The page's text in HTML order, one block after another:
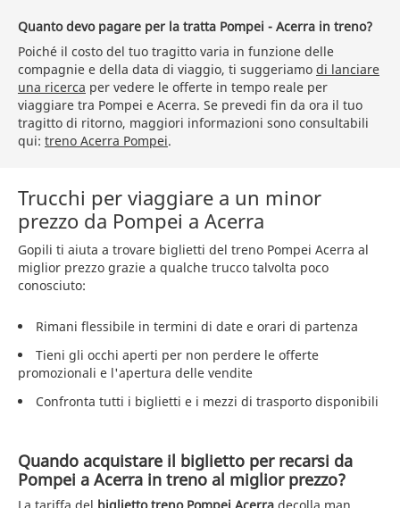
Quanto devo pagare per la tratta Pompei - Acerra in treno?
Poiché il costo del tuo tragitto varia in funzione delle
compagnie e della data di viaggio, ti suggeriamo di lanciare
una ricerca per vedere le offerte in tempo reale per
viaggiare tra Pompei e Acerra. Se prevedi fin da ora il tuo
tragitto di ritorno, maggiori informazioni sono consultabili
qui: treno Acerra Pompei.
Trucchi per viaggiare a un minor
prezzo da Pompei a Acerra
Gopili ti aiuta a trovare biglietti del treno Pompei Acerra al
miglior prezzo grazie a qualche trucco talvolta poco
conosciuto:
Rimani flessibile in termini di date e orari di partenza
Tieni gli occhi aperti per non perdere le offerte
promozionali e l'apertura delle vendite
Confronta tutti i biglietti e i mezzi di trasporto disponibili
Quando acquistare il biglietto per recarsi da
Pompei a Acerra in treno al miglior prezzo?